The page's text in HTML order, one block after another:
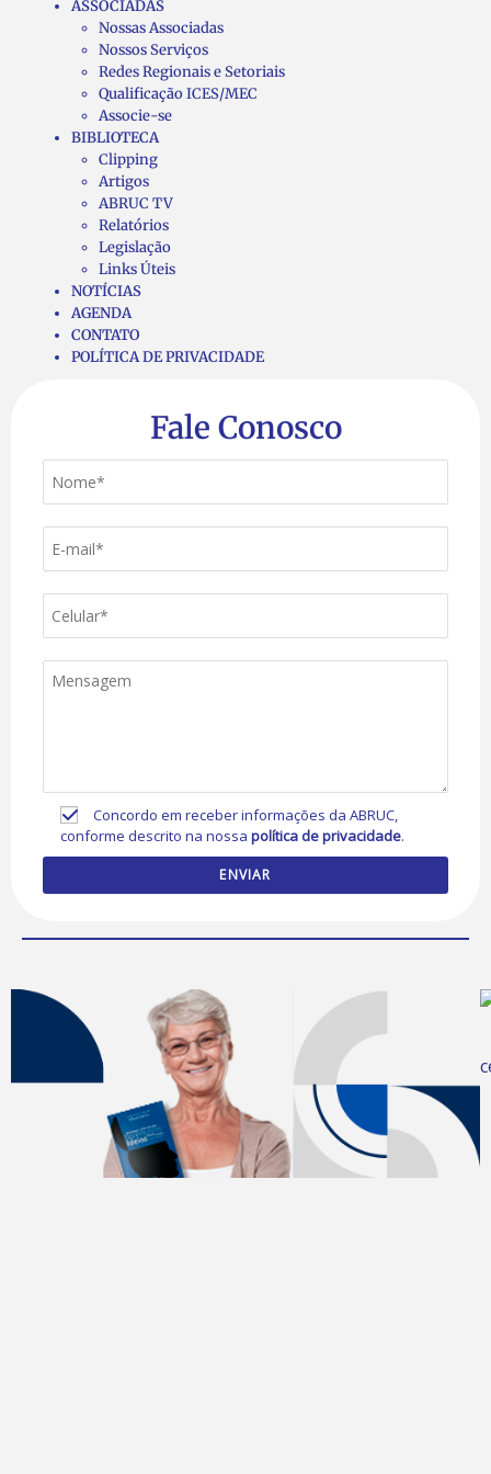
ASSOCIADAS
Nossas Associadas
Nossos Serviços
Redes Regionais e Setoriais
Qualificação ICES/MEC
Associe-se
BIBLIOTECA
Clipping
Artigos
ABRUC TV
Relatórios
Legislação
Links Úteis
NOTÍCIAS
AGENDA
CONTATO
POLÍTICA DE PRIVACIDADE
Fale Conosco
Concordo em receber informações da ABRUC,
conforme descrito na nossapolítica de privacidade.